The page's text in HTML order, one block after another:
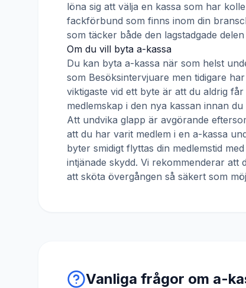
löna sig att välja en kassa som har
fackförbund som finns inom din
som täcker både den lagstadgade
Om du vill byta a-kassa
Du kan byta a-kassa när som helst
som Besöksintervjuare men tidigare
viktigaste vid ett byte är att du aldrig
medlemskap i den nya kassan innan
Att undvika glapp är avgörande
att du har varit medlem i en a-kassa
byter smidigt flyttas din medlemstid
intjänade skydd. Vi rekommenderar
att sköta övergången så säkert som
Vanliga frågor om a-